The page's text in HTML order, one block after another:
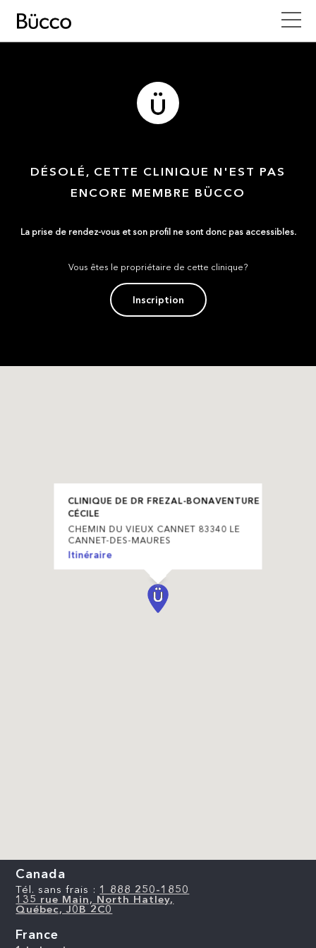
DÉSOLÉ, CETTE CLINIQUE N'EST PAS
ENCORE MEMBRE BÜCCO
La prise de rendez-vous et son profil ne sont donc pas accessibles.
Vous êtes le propriétaire de cette clinique?
Inscription
CLINIQUE DE DR FREZAL-BONAVENTURE
CÉCILE
CHEMIN DU VIEUX CANNET 83340 LE
CANNET-DES-MAURES
Itinéraire
Canada
Tél. sans frais : 1 888 250-1850
135 rue Main, North Hatley,
Québec, J0B 2C0
France